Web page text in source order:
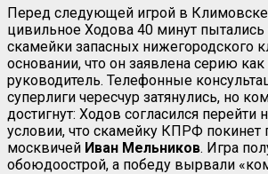
Перед следующей игрой в Климовске
цивильное Ходова 40 минут пытались
скамейки запасных нижегородского
основании, что он заявлена серию как
руководитель. Телефонные
суперлиги чересчур затянулись, но
достигнут: Ходов согласился перейти
условии, что скамейку КПРФ покинет
москвичей Иван Мельников. Игра
обоюдоострой, а победу вырвали